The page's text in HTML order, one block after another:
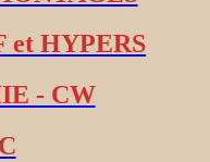
et HYPERS
- CW